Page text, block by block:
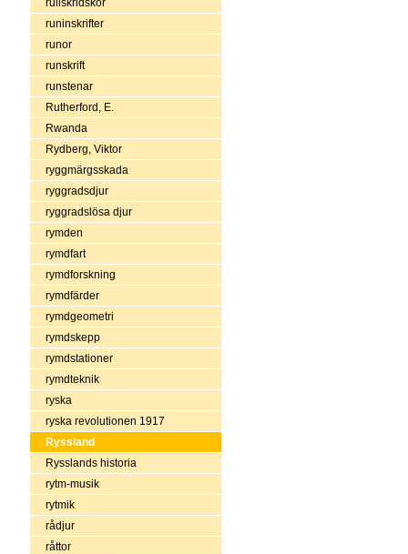
rullskridskor
runinskrifter
runor
runskrift
runstenar
Rutherford, E.
Rwanda
Rydberg, Viktor
ryggmärgsskada
ryggradsdjur
ryggradslösa djur
rymden
rymdfart
rymdforskning
rymdfärder
rymdgeometri
rymdskepp
rymdstationer
rymdteknik
ryska
ryska revolutionen 1917
Ryssland
Rysslands historia
rytm-musik
rytmik
rådjur
råttor